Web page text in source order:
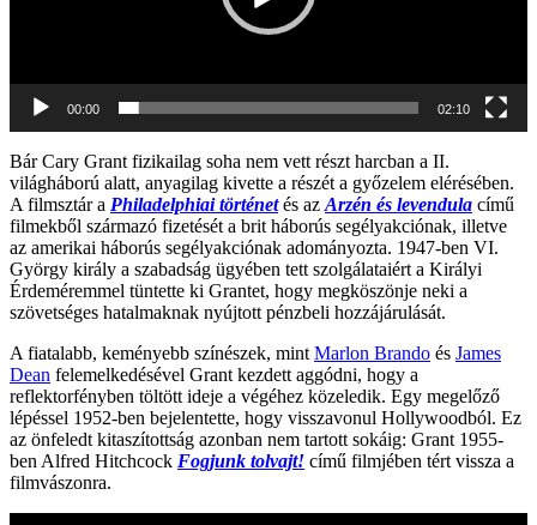
00:00 02:10
Bár Cary Grant fizikailag soha nem vett részt harcban a II.
világháború alatt, anyagilag kivette a részét a győzelem elérésében.
A filmsztár a Philadelphiai történetés az Arzén és levendula című
filmekből származó fizetését a brit háborús segélyakciónak, illetve
az amerikai háborús segélyakciónak adományozta. 1947-ben VI.
György király a szabadság ügyében tett szolgálataiért a Királyi
Érdeméremmel tüntette ki Grantet, hogy megköszönje neki a
szövetséges hatalmaknak nyújtott pénzbeli hozzájárulását.
A fiatalabb, keményebb színészek, mint Marlon Brando és James
Dean felemelkedésével Grant kezdett aggódni, hogy a
reflektorfényben töltött ideje a végéhez közeledik. Egy megelőző
lépéssel 1952-ben bejelentette, hogy visszavonul Hollywoodból. Ez
az önfeledt kitaszítottság azonban nem tartott sokáig: Grant 1955-
ben Alfred Hitchcock Fogjunk tolvajt! című filmjében tért vissza a
filmvászonra.